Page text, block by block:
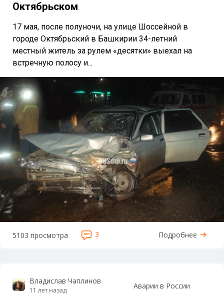
Октябрьском
17 мая, после полуночи, на улице Шоссейной в
городе Октябрьский в Башкирии 34-летний
местный житель за рулем «десятки» выехал на
встречную полосу и...
5103 просмотра 3 Подробнее
Владислав Чаплинов
11 лет назад Аварии в России